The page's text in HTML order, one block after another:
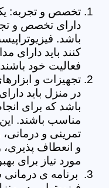
تخصص و تجربه: یک
دارای تخصص و
باشد.
کنند باید دارای
فعالیت خود
تجهیزات و
در منزل باید
باشد که برای
مناسب باشند.
تمرینی و درمانی،
و انعطاف
مورد نیاز برای
برنامه ی